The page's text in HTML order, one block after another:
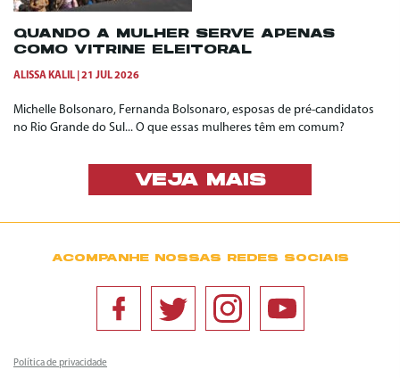
QUANDO A MULHER SERVE APENAS
COMO VITRINE ELEITORAL
ALISSA KALIL 21 JUL 2026
Michelle Bolsonaro, Fernanda Bolsonaro, esposas de pré-candidatos
no Rio Grande do Sul... O que essas mulheres têm em comum?
VEJA MAIS
ACOMPANHE NOSSAS REDES SOCIAIS
Política de privacidade